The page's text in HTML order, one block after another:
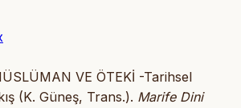
VE ÖTEKİ -Tarihsel
(K. Güneş, Trans.). Marife Dini